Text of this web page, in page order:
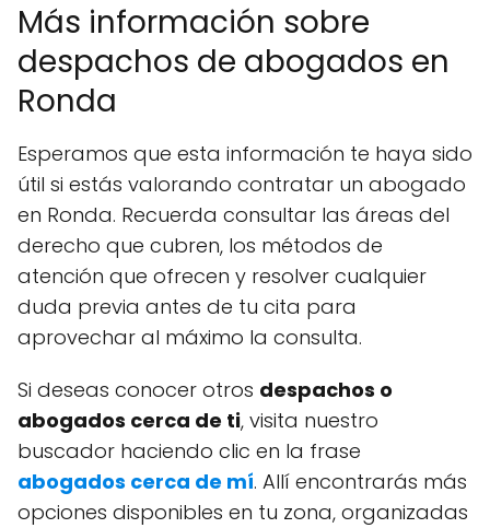
Más información sobre
despachos de abogados en
Ronda
Esperamos que esta información te haya sido
útil si estás valorando contratar un abogado
en Ronda. Recuerda consultar las áreas del
derecho que cubren, los métodos de
atención que ofrecen y resolver cualquier
duda previa antes de tu cita para
aprovechar al máximo la consulta.
Si deseas conocer otros despachos o
abogados cerca de ti, visita nuestro
buscador haciendo clic en la frase
abogados cerca de mí. Allí encontrarás más
opciones disponibles en tu zona, organizadas